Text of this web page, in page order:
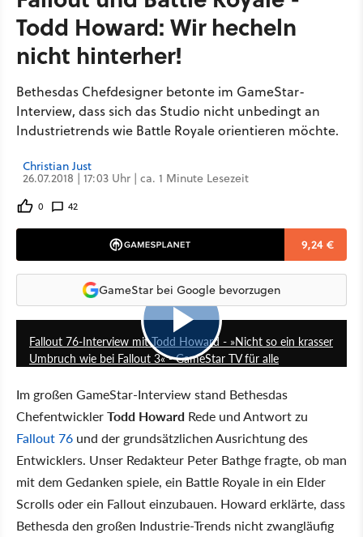
Todd Howard: Wir hecheln
nicht hinterher!
Bethesdas Chefdesigner betonte im GameStar-
Interview, dass sich das Studio nicht unbedingt an
Industrietrends wie Battle Royale orientieren möchte.
Christian Just
26.07.2018 | 17:03 Uhr | ca. 1 Minute Lesezeit
0 42
9,24 €
GameStar bei Google bevorzugen
23:50
Fallout 76-Interview mit Todd Howard - »Nicht so ein krasser
Umbruch wie bei Fallout 3« - GameStar TV für alle
Im großen GameStar-Interview stand Bethesdas
ChefentwicklerTodd Howard Rede und Antwort zu
Fallout 76 und der grundsätzlichen Ausrichtung des
Entwicklers. Unser Redakteur Peter Bathge fragte, ob man
mit dem Gedanken spiele, ein Battle Royale in ein Elder
Scrolls oder ein Fallout einzubauen. Howard erklärte, dass
Bethesda den großen Industrie-Trends nicht zwangläufig